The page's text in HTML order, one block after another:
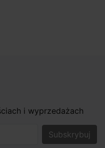
i wyprzedażach